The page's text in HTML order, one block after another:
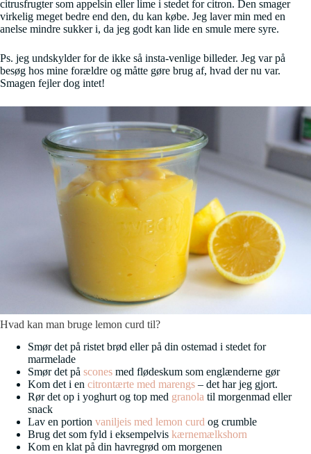
citrusfrugter som appelsin eller lime i stedet for citron. Den smager
virkelig meget bedre end den, du kan købe. Jeg laver min med en
anelse mindre sukker i, da jeg godt kan lide en smule mere syre.
Ps. jeg undskylder for de ikke så insta-venlige billeder. Jeg var på
besøg hos mine forældre og måtte gøre brug af, hvad der nu var.
Smagen fejler dog intet!
Hvad kan man bruge lemon curd til?
Smør det på ristet brød eller på din ostemad i stedet for
marmelade
Smør det på scones med flødeskum som englænderne gør
Kom det i en citrontærte med marengs – det har jeg gjort.
Rør det op i yoghurt og top med granola til morgenmad eller
snack
Lav en portion vaniljeis med lemon curd og crumble
Brug det som fyld i eksempelvis kærnemælkshorn
Kom en klat på din havregrød om morgenen